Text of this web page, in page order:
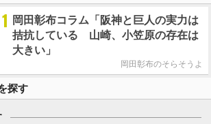
1
岡田彰布コラム「阪神と巨人の実力は
拮抗している 山崎、小笠原の存在は
大きい」
岡田彰布のそらそうよ
探す